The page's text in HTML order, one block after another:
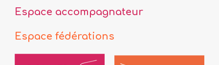
Espace accompagnateur
Espace fédérations